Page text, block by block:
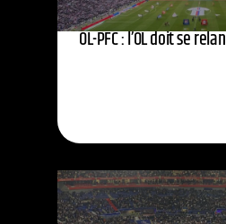
OL-PFC : l’OL doit se